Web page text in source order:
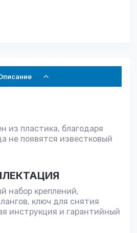
из пластика, благодаря
не появятся известковый
набор креплений,
ключ для снятия
инструкция и гарантийный